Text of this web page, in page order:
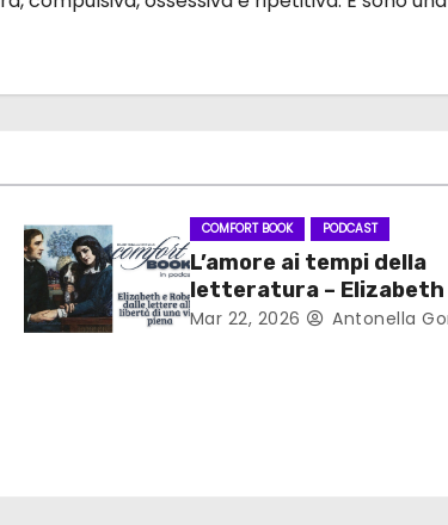
COMFORT BOOK PODCAST
L’amore ai tempi della
letteratura – Elizabeth
Robert, dalle lettere
Mar 22, 2026 Antonella